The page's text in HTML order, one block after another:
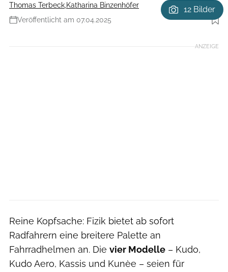
Thomas Terbeck Katharina Binzenhöfer
Veröffentlicht am 07.04.2025
Foto: Fizik
12 Bilder
ANZEIGE
Reine Kopfsache: Fizik bietet ab sofort
Radfahrern eine breitere Palette an
Fahrradhelmen an. Die vier Modelle – Kudo,
Kudo Aero, Kassis und Kunèe – seien für